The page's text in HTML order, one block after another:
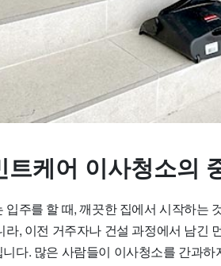
트케어 이사청소의
주를 할 때, 깨끗한 집에서 시작하는
, 이전 거주자나 건설 과정에서 남긴
다. 많은 사람들이 이사청소를 간과